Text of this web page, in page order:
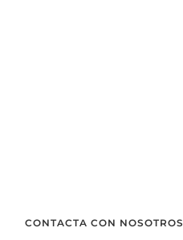
CONTACTA CON NOSOTROS